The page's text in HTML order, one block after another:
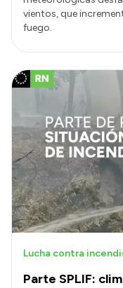
vientos, que
fuego.
Parte SPLIF:
Lucha contra